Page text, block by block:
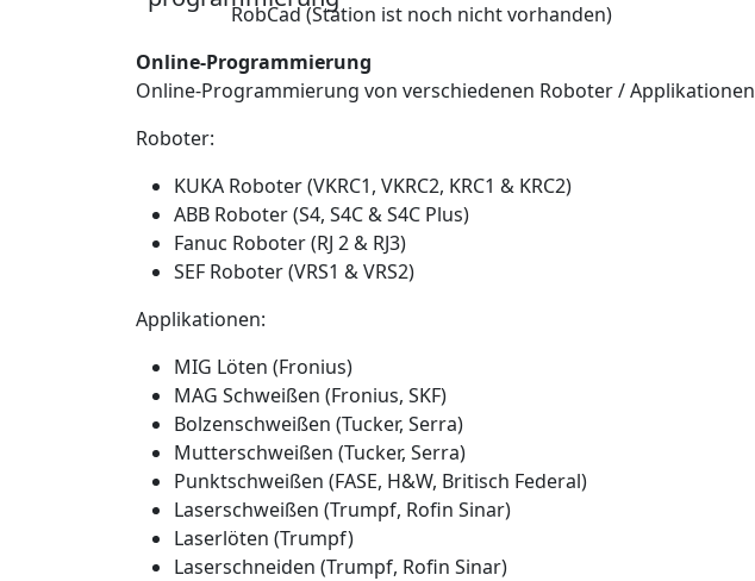
RobCad (Station ist noch nicht vorhanden)
Online-Programmierung
Online-Programmierung von verschiedenen Roboter / Applikationen
Roboter:
KUKA Roboter (VKRC1, VKRC2, KRC1 & KRC2)
ABB Roboter (S4, S4C & S4C Plus)
Fanuc Roboter (RJ 2 & RJ3)
SEF Roboter (VRS1 & VRS2)
Applikationen:
MIG Löten (Fronius)
MAG Schweißen (Fronius, SKF)
Bolzenschweißen (Tucker, Serra)
Mutterschweißen (Tucker, Serra)
Punktschweißen (FASE, H&W, Britisch Federal)
Laserschweißen (Trumpf, Rofin Sinar)
Laserlöten (Trumpf)
Laserschneiden (Trumpf, Rofin Sinar)